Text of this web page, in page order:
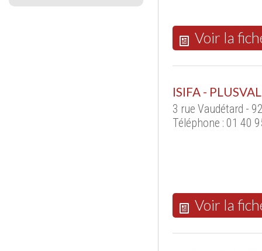
Voir la
ISIFA -
3 rue Vaudétard -
Téléphone : 01 40
Voir la